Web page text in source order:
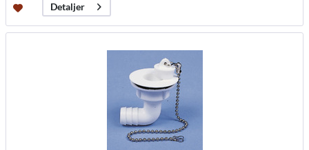
Detaljer